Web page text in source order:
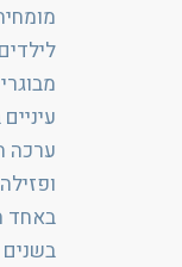
ערכה
באחד